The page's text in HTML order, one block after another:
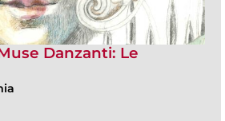
Danzanti: Le